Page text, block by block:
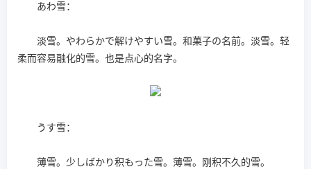
あわ雪：
淡雪。やわらかで解けやすい雪。和菓子の名前。淡雪。轻
柔而容易融化的雪。也是点心的名字。
うす雪：
薄雪。少しばかり积もった雪。薄雪。刚积不久的雪。